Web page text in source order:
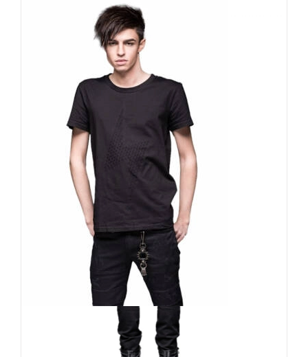
Queen of Darkness T-Shirt
Thunderbolt